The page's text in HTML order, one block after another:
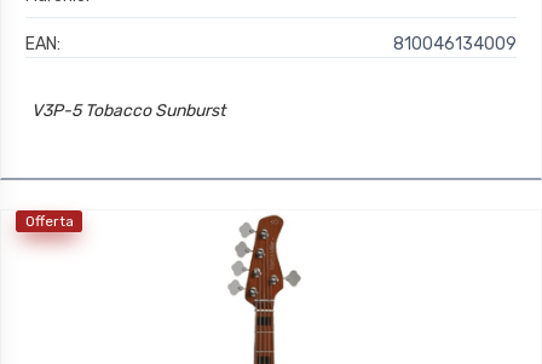
EAN: 810046134009
V3P-5 Tobacco Sunburst
Offerta